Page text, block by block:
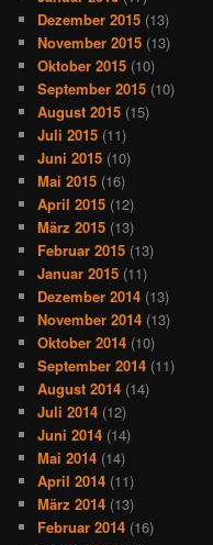
Dezember 2015 (13)
November 2015 (13)
Oktober 2015 (10)
September 2015 (10)
August 2015 (15)
Juli 2015 (11)
Juni 2015 (10)
Mai 2015 (16)
April 2015 (12)
März 2015 (13)
Februar 2015 (13)
Januar 2015 (11)
Dezember 2014 (13)
November 2014 (13)
Oktober 2014 (10)
September 2014 (11)
August 2014 (14)
Juli 2014 (12)
Juni 2014 (14)
Mai 2014 (14)
April 2014 (11)
März 2014 (13)
Februar 2014 (16)